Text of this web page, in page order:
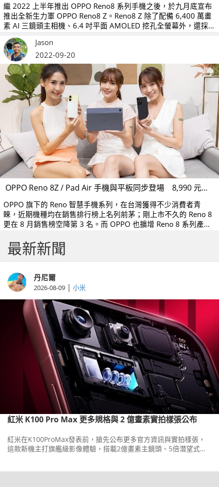
繼 2022 上半年推出 OPPO Reno8 系列手機之後，於九月底宣布
推出全新生力軍 OPPO Reno8 Z。Reno8 Z 除了配備 6,400 萬畫
素 AI 三鏡頭主相機、6.4 吋平面 AMOLED 挖孔全螢幕外，還採
用了 Qualcomm Snapdragon 695 5G 處理器、4,500mAh 大容
量電池，化身為時尚配件單品。
Jason
2022-09-20
OPPO Reno 8Z / Pad Air 手機與平板同步登場 8,990 元起 9/24 上市
OPPO 旗下的 Reno 智慧手機系列，在台灣獲得不少消費者青
睞，近期機種均在銷售排行榜上名列前茅；剛上市不久的 Reno 8
更在 8 月銷售榜空降第 3 名。而 OPPO 也擴增 Reno 8 系列產品
旗下首款平板產品 OPPO Pad Air，兩款產品將於 9/24 上市，售
價 8,990 元起。
最新新聞
丹尼爾
2026-08-09 | 小米
紅米 K100 Pro Max 更多規格與 2 億畫素實拍樣張公布
紅米在K100ProMax發表前，搶先公布更多官方資訊與實拍樣張，
這款新機主打旗艦級影像體驗，搭載2億畫素主鏡頭、5倍潛望式長